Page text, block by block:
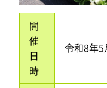
開
催
日
時
令和8年